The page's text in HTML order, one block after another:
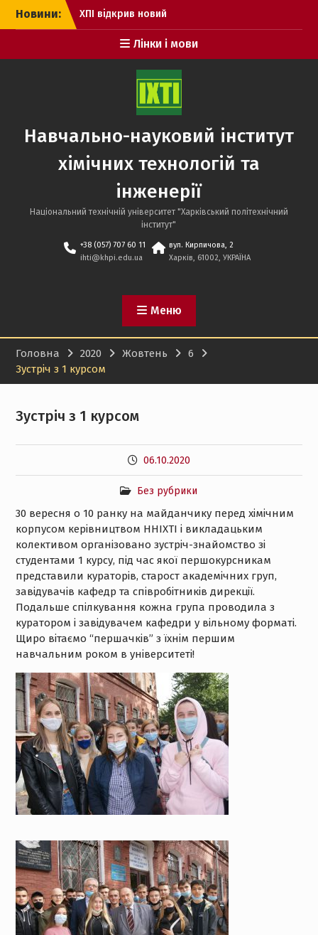
Перейти
Новини:
ХПІ відкрив новий
інститут для підготовки
фармацевтів
Новий курс підготовки
до НМТ. РЕЄСТРАЦІЯ
Дні відкритих дверей НТУ
«ХПІ» з роботодавцями
Лінки і мови
Навчально-науковий інститут
хімічних технологій та
інженерії
Національний технічній університет "Харківський політехнічний
інститут"
+38 (057) 707 60 11
ihti@khpi.edu.ua
вул. Кирпичова, 2
Харків, 61002, УКРАЇНА
Меню
Головна 2020 Жовтень
6
Зустріч з 1 курсом
Зустріч з 1 курсом
06.10.2020
Без рубрики
30 вересня о 10 ранку на майданчику перед хімічним
корпусом керівництвом ННІХТІ і викладацьким
колективом організовано зустріч-знайомство зі
студентами 1 курсу, під час якої першокурсникам
представили кураторів, старост академічних груп,
завідувачів кафедр та співробітників дирекції.
Подальше спілкування кожна група проводила з
куратором і завідувачем кафедри у вільному форматі.
Щиро вітаємо “першачків” з їхнім першим
навчальним роком в університеті!